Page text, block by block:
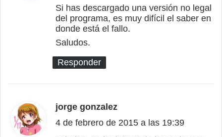
c
e
Si has descargado una versión no legal
del programa, es muy difícil el saber en
donde está el fallo.
Saludos.
Responder
jorge gonzalez
i
4 de febrero de 2015 a las 19:39